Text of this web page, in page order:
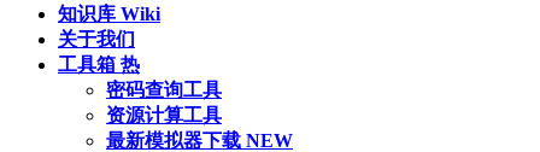
知识库 Wiki
关于我们
工具箱 热
密码查询工具
资源计算工具
最新模拟器下载 NEW